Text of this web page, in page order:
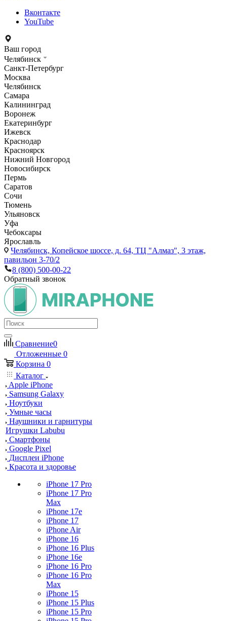
Вконтакте
YouTube
Ваш город
Челябинск
Санкт-Петербург
Москва
Челябинск
Самара
Калининград
Воронеж
Екатеринбург
Ижевск
Краснодар
Красноярск
Нижний Новгород
Новосибирск
Пермь
Саратов
Сочи
Тюмень
Ульяновск
Уфа
Чебоксары
Ярославль
Челябинск, Копейское шоссе, д. 64, ТЦ "Алмаз", 3 этаж,
павильон 3-70/2
8 (800) 500-00-22
Обратный звонок
Сравнение0
Отложенные 0
Корзина 0
Каталог
Apple iPhone
Samsung Galaxy
Ноутбуки
Умные часы
Наушники и гарнитуры
Игрушки Labubu
Смартфоны
Google Pixel
Дисплеи iPhone
Красота и здоровье
iPhone 17 Pro
iPhone 17 Pro
Max
iPhone 17e
iPhone 17
iPhone Air
iPhone 16
iPhone 16 Plus
iPhone 16e
iPhone 16 Pro
iPhone 16 Pro
Max
iPhone 15
iPhone 15 Plus
iPhone 15 Pro